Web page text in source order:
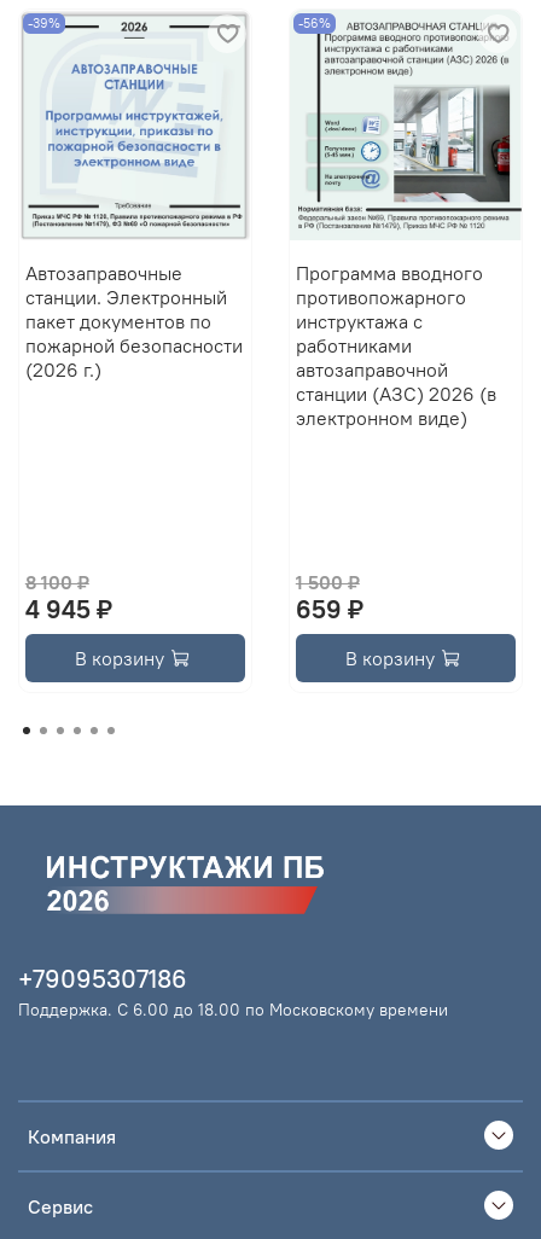
-39%
Автозаправочные
станции. Электронный
пакет документов по
пожарной безопасности
(2026 г.)
8 100 ₽
4 945 ₽
В корзину
-56%
Программа вводного
противопожарного
инструктажа с
работниками
автозаправочной
станции (АЗС) 2026 (в
электронном виде)
1 500 ₽
659 ₽
В корзину
Компания
Сервис
+79095307186
Поддержка. С 6.00 до 18.00 по Московскому времени